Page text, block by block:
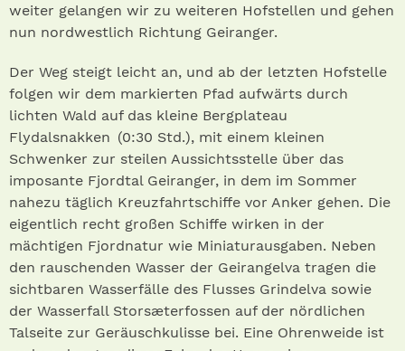
weiter gelangen wir zu weiteren Hofstellen und gehen
nun nordwestlich Richtung Geiranger.
Der Weg steigt leicht an, und ab der letzten Hofstelle
folgen wir dem markierten Pfad aufwärts durch
lichten Wald auf das kleine Bergplateau
Flydalsnakken (0:30 Std.), mit einem kleinen
Schwenker zur steilen Aussichtsstelle über das
imposante Fjordtal Geiranger, in dem im Sommer
nahezu täglich Kreuzfahrtschiffe vor Anker gehen. Die
eigentlich recht großen Schiffe wirken in der
mächtigen Fjordnatur wie Miniaturausgaben. Neben
den rauschenden Wasser der Geirangelva tragen die
sichtbaren Wasserfälle des Flusses Grindelva sowie
der Wasserfall Storsæterfossen auf der nördlichen
Talseite zur Geräuschkulisse bei. Eine Ohrenweide ist